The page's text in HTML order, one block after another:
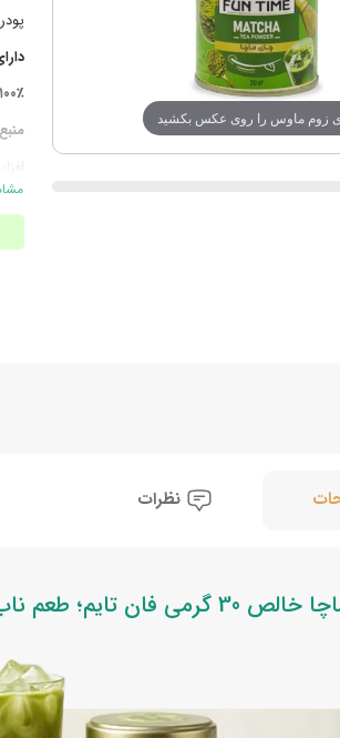
زوم ماوس را روی عکس بکشید
۱۰۰٪ خالص، بدون افزودنی و طعم‌دهنده مصنوعی
نظرات
طعم ناب طبیعت در یک قوطی سبز